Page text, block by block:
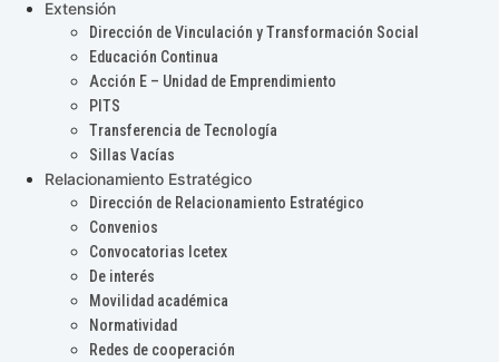
Extensión
Dirección de Vinculación y Transformación Social
Educación Continua
Acción E – Unidad de Emprendimiento
PITS
Transferencia de Tecnología
Sillas Vacías
Relacionamiento Estratégico
Dirección de Relacionamiento Estratégico
Convenios
Convocatorias Icetex
De interés
Movilidad académica
Normatividad
Redes de cooperación